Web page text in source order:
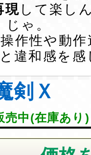
現 して楽し
じゃ。
作性や動
違和感を
剣Ｘ
売中(在庫あり)